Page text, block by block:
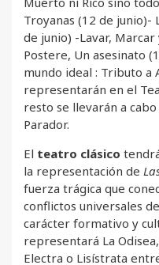
Troyanas (12 de junio)-
de junio) -Lavar,
Postere, Un asesinato
mundo ideal : Tributo a
representarán en el
resto se llevarán a
Parador.
El teatro clásico
la representación de
fuerza trágica que
conflictos universales
carácter formativo y
representará La
Electra o Lisístrata